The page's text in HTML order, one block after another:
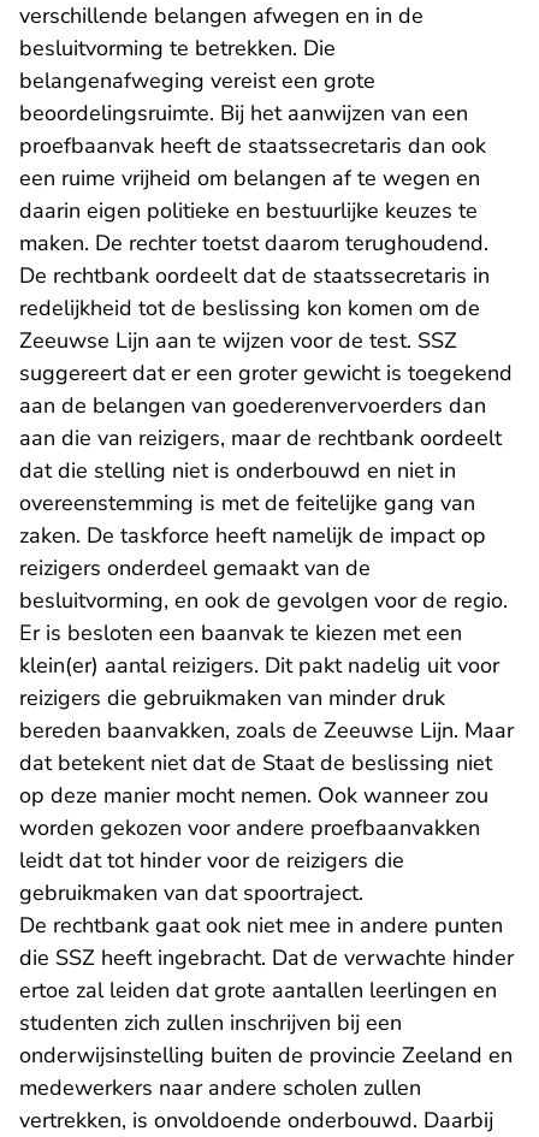
verschillende belangen afwegen en in de
besluitvorming te betrekken. Die
belangenafweging vereist een grote
beoordelingsruimte. Bij het aanwijzen van een
proefbaanvak heeft de staatssecretaris dan ook
een ruime vrijheid om belangen af te wegen en
daarin eigen politieke en bestuurlijke keuzes te
maken. De rechter toetst daarom terughoudend.
De rechtbank oordeelt dat de staatssecretaris in
redelijkheid tot de beslissing kon komen om de
Zeeuwse Lijn aan te wijzen voor de test. SSZ
suggereert dat er een groter gewicht is toegekend
aan de belangen van goederenvervoerders dan
aan die van reizigers, maar de rechtbank oordeelt
dat die stelling niet is onderbouwd en niet in
overeenstemming is met de feitelijke gang van
zaken. De taskforce heeft namelijk de impact op
reizigers onderdeel gemaakt van de
besluitvorming, en ook de gevolgen voor de regio.
Er is besloten een baanvak te kiezen met een
klein(er) aantal reizigers. Dit pakt nadelig uit voor
reizigers die gebruikmaken van minder druk
bereden baanvakken, zoals de Zeeuwse Lijn. Maar
dat betekent niet dat de Staat de beslissing niet
op deze manier mocht nemen. Ook wanneer zou
worden gekozen voor andere proefbaanvakken
leidt dat tot hinder voor de reizigers die
gebruikmaken van dat spoortraject.
De rechtbank gaat ook niet mee in andere punten
die SSZ heeft ingebracht. Dat de verwachte hinder
ertoe zal leiden dat grote aantallen leerlingen en
studenten zich zullen inschrijven bij een
onderwijsinstelling buiten de provincie Zeeland en
medewerkers naar andere scholen zullen
vertrekken, is onvoldoende onderbouwd. Daarbij